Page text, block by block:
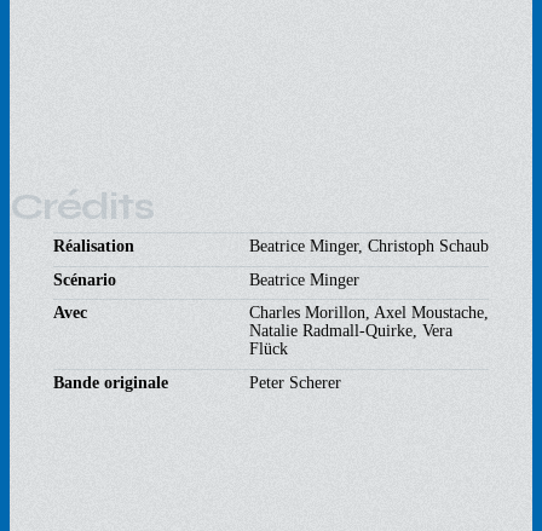
Crédits
Réalisation
Beatrice Minger, Christoph Schaub
Scénario
Beatrice Minger
Avec
Charles Morillon, Axel Moustache,
Natalie Radmall-Quirke, Vera
Flück
Bande originale
Peter Scherer